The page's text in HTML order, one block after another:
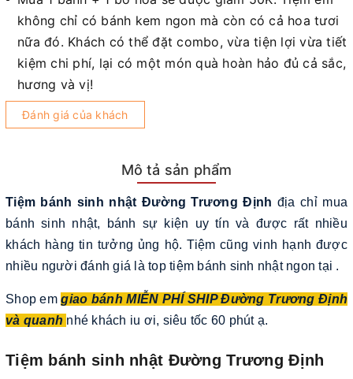
không chỉ có bánh kem ngon mà còn có cả hoa tươi
nữa đó. Khách có thể đặt combo, vừa tiện lợi vừa tiết
kiệm chi phí, lại có một món quà hoàn hảo đủ cả sắc,
hương và vị!
Đánh giá của khách
Mô tả sản phẩm
Tiệm bánh sinh nhật Đường Trương Định địa chỉ mua
bánh sinh nhật, bánh sự kiện uy tín và được rất nhiều
khách hàng tin tưởng ủng hộ. Tiệm cũng vinh hạnh được
nhiều người đánh giá là top tiệm bánh sinh nhật ngon tại .
Shop emgiao bánh MIỄN PHÍ SHIP Đường Trương Định
và quanh nhé khách iu ơi, siêu tốc 60 phút ạ.
Tiệm bánh sinh nhật Đường Trương Định